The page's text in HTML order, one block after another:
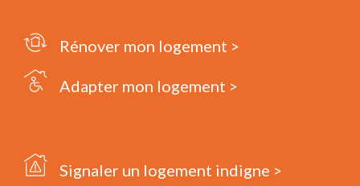
Rénover mon logement >
Adapter mon logement >
Signaler un logement indigne >